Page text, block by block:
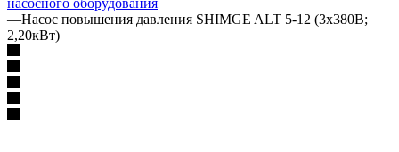
—Насос повышения давления SHIMGE ALT 5-12 (3х380В;
2,20кВт)